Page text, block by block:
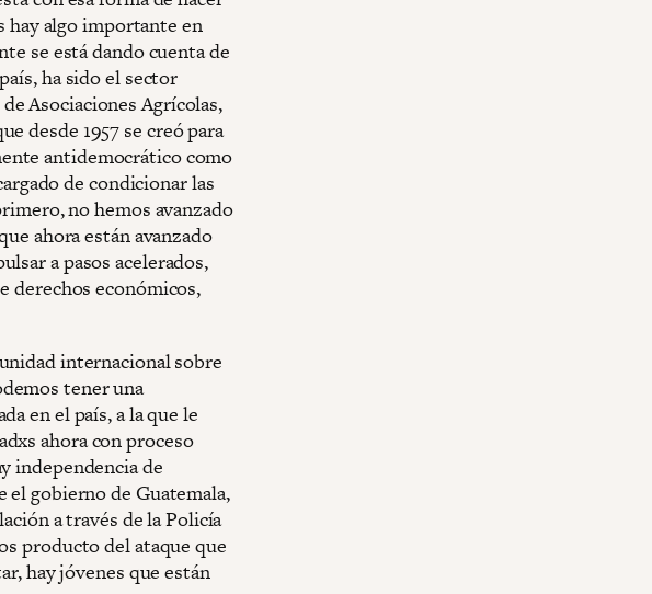
hay algo importante en
se está dando cuenta de
ha sido el sector
Asociaciones Agrícolas,
desde 1957 se creó para
antidemocrático como
de condicionar las
no hemos avanzado
ahora están avanzado
a pasos acelerados,
derechos económicos,
internacional sobre
tener una
en el país, a la que le
ahora con proceso
independencia de
el gobierno de Guatemala,
a través de la Policía
producto del ataque que
hay jóvenes que están